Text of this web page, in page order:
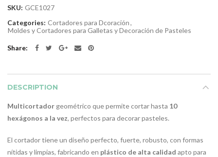
SKU: GCE1027
Categories: Cortadores para Dcoración,
Moldes y Cortadores para Galletas y Decoración de Pasteles
Share
DESCRIPTION
Multicortador geométrico que permite cortar hasta 10
hexágonos a la vez, perfectos para decorar pasteles.
El cortador tiene un diseño perfecto, fuerte, robusto, con formas
nítidas y limpias, fabricando en plástico de alta calidad apto para